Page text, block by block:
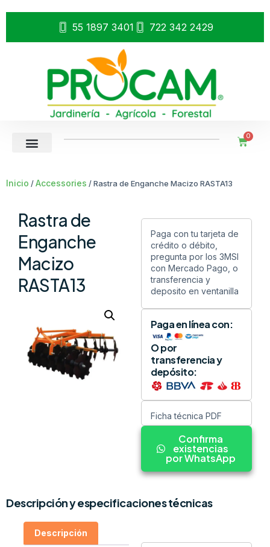
55 1897 3401 722 342 2429
0
Inicio /Accessories / Rastra de Enganche Macizo RASTA13
Rastra de
Enganche
Macizo
RASTA13
Paga con tu tarjeta de
crédito o débito,
pregunta por los 3MSI
con Mercado Pago, o
transferencia y
deposito en ventanilla
Paga en línea con:
O por
transferencia y
depósito:
Ficha técnica PDF
Confirma
existencias
por WhatsApp
Descripción y especificaciones técnicas
Descripción